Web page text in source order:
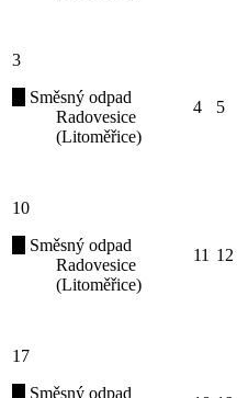
3
Směsný odpad
Radovesice
(Litoměřice)
4 5
10
Směsný odpad
Radovesice
(Litoměřice)
11 12
17
Směsný odpad